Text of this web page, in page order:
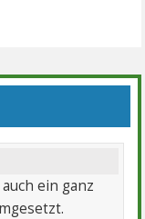
ein ganz